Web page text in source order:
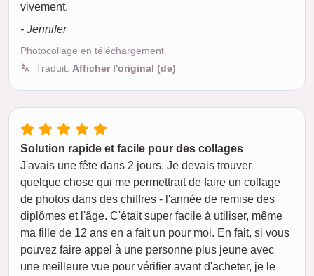
vivement.
- Jennifer
Photocollage en téléchargement
Traduit: Afficher l'original (de)
Solution rapide et facile pour des collages
J'avais une fête dans 2 jours. Je devais trouver
quelque chose qui me permettrait de faire un collage
de photos dans des chiffres - l'année de remise des
diplômes et l'âge. C'était super facile à utiliser, même
ma fille de 12 ans en a fait un pour moi. En fait, si vous
pouvez faire appel à une personne plus jeune avec
une meilleure vue pour vérifier avant d'acheter, je le